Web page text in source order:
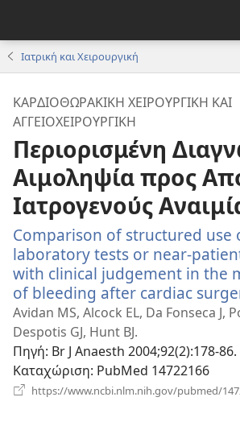
Ιατρική και Χειρουργική
ΚΑΡΔΙΟΘΩΡΑΚΙΚΉ ΧΕΙΡΟΥΡΓΙΚΉ ΚΑΙ
ΑΓΓΕΙΟΧΕΙΡΟΥΡΓΙΚΉ
Περιορισμένη
Αιμοληψία προς
Ιατρογενούς
Comparison of structured use
laboratory tests or near-
with clinical judgement in the
of bleeding after cardiac
Avidan MS, Alcock EL, Da Fonseca J,
Despotis GJ, Hunt BJ.
Πηγή‎: Br J Anaesth 2004;92(2):178-86.
Καταχώριση‎: PubMed 14722166
https://www.ncbi.nlm.nih.gov/pubmed/